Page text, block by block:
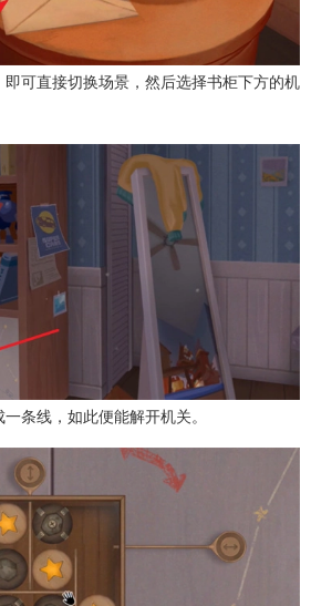
可直接切换场景，然后选择书柜下方的机
条线，如此便能解开机关。